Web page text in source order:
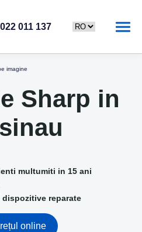
022 011 137
imagine
Sharp in
multumiti in 15 ani
dispozitive reparate
online